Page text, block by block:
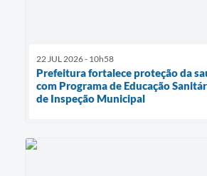
22 JUL 2026 - 10h58
Prefeitura fortalece proteção da
com Programa de Educação
de Inspeção Municipal